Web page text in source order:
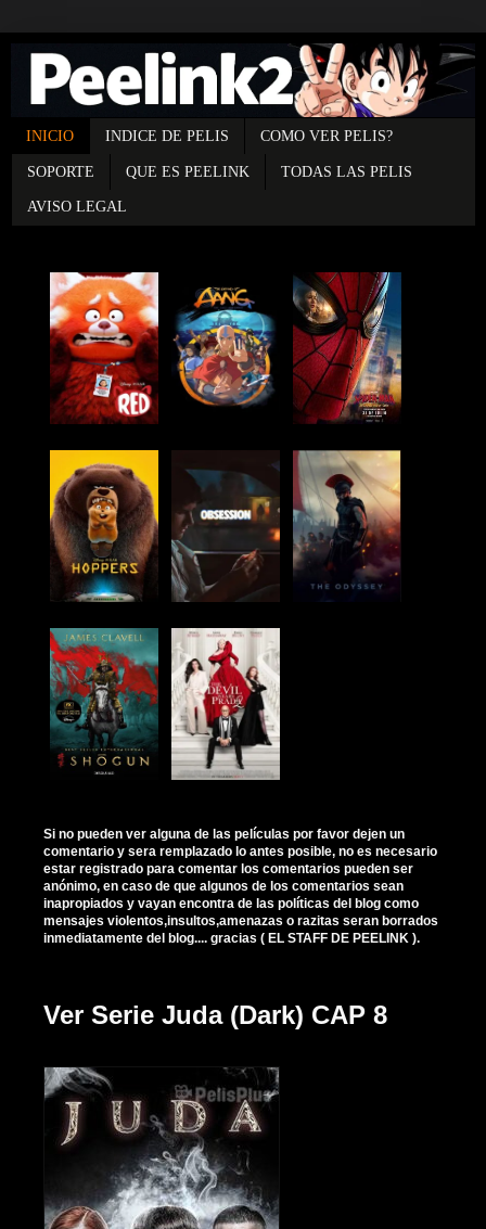
INICIO INDICE DE PELIS COMO VER PELIS?
SOPORTE QUE ES PEELINK TODAS LAS PELIS
AVISO LEGAL
Si no pueden ver alguna de las películas por favor dejen un
comentario y sera remplazado lo antes posible, no es necesario
estar registrado para comentar los comentarios pueden ser
anónimo, en caso de que algunos de los comentarios sean
inapropiados y vayan encontra de las políticas del blog como
mensajes violentos,insultos,amenazas o razitas seran borrados
inmediatamente del blog.... gracias ( EL STAFF DE PEELINK ).
Ver Serie Juda (Dark) CAP 8